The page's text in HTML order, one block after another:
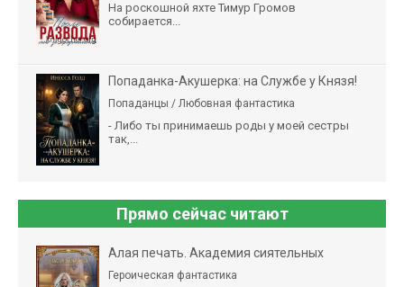
На роскошной яхте Тимур Громов
собирается...
Попаданка-Акушерка: на Службе у Князя!
Попаданцы / Любовная фантастика
- Либо ты принимаешь роды у моей сестры
так,...
Прямо сейчас читают
Алая печать. Академия сиятельных
Героическая фантастика